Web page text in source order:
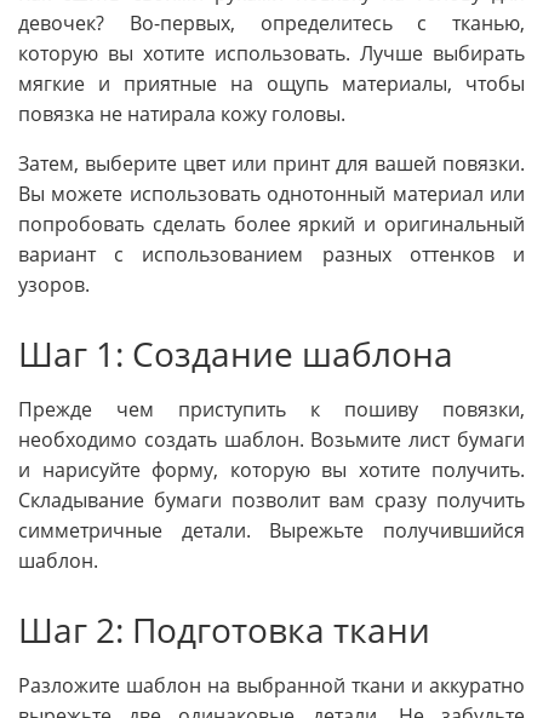
девочек? Во-первых, определитесь с тканью,
которую вы хотите использовать. Лучше выбирать
мягкие и приятные на ощупь материалы, чтобы
повязка не натирала кожу головы.
Затем, выберите цвет или принт для вашей повязки.
Вы можете использовать однотонный материал или
попробовать сделать более яркий и оригинальный
вариант с использованием разных оттенков и
узоров.
Шаг 1: Создание шаблона
Прежде чем приступить к пошиву повязки,
необходимо создать шаблон. Возьмите лист бумаги
и нарисуйте форму, которую вы хотите получить.
Складывание бумаги позволит вам сразу получить
симметричные детали. Вырежьте получившийся
шаблон.
Шаг 2: Подготовка ткани
Разложите шаблон на выбранной ткани и аккуратно